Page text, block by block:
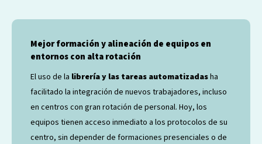
Mejor formación y alineación de equipos en
entornos con alta rotación
El uso de la librería y las tareas automatizadasha
facilitado la integración de nuevos trabajadores, incluso
en centros con gran rotación de personal. Hoy, los
equipos tienen acceso inmediato a los protocolos de su
centro, sin depender de formaciones presenciales o de